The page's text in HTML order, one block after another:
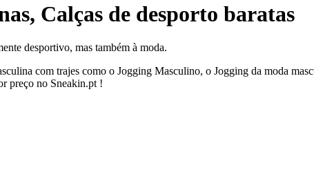
Calças de desporto baratas
desportivo, mas também à moda.
com trajes como o Jogging Masculino, o Jogging da moda
preço no Sneakin.pt !